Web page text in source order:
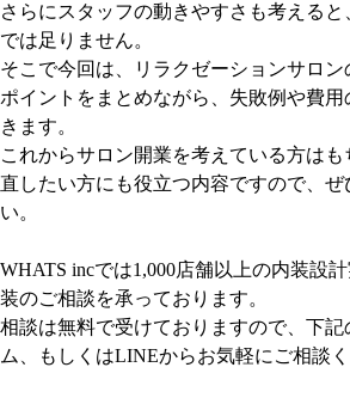
さらにスタッフの動きやすさも考える
では足りません。
そこで今回は、リラクゼーションサロ
ポイントをまとめながら、失敗例や費
きます。
これからサロン開業を考えている方は
直したい方にも役立つ内容ですので、ぜ
い。
WHATS incでは1,000店舗以上の内装設
装のご相談を承っております。
相談は無料で受けておりますので、下
ム、もしくはLINEからお気軽にご相談く